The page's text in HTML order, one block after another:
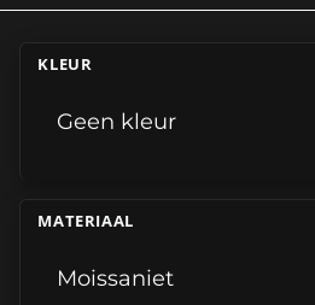
KLEUR
Geen kleur
MATERIAAL
Moissaniet